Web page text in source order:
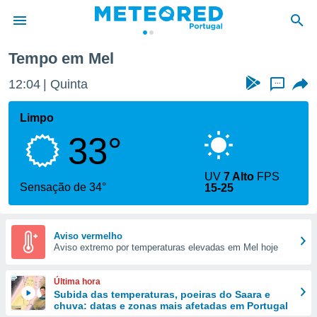
da
foi
fornecidas
a este
das
e
forma
digital
Tempo em Mel
12:04 Quinta ...
Limpo
33°
Sensação de 34°
UV7 Alto FPS
15-25
Aviso vermelho
Aviso extremo por temperaturas elevadas em Mel hoje
Última hora
Subida das temperaturas, poeiras do Saara e
chuva: datas e zonas mais afetadas em Portugal